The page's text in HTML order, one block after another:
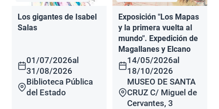
Los gigantes de Isabel
Salas
01/07/2026al
31/08/2026
Biblioteca Pública
del Estado
Exposición "Los Mapas
y la primera vuelta al
mundo". Expedición de
Magallanes y Elcano
14/05/2026al
18/10/2026
MUSEO DE SANTA
CRUZ C/ Miguel de
Cervantes, 3